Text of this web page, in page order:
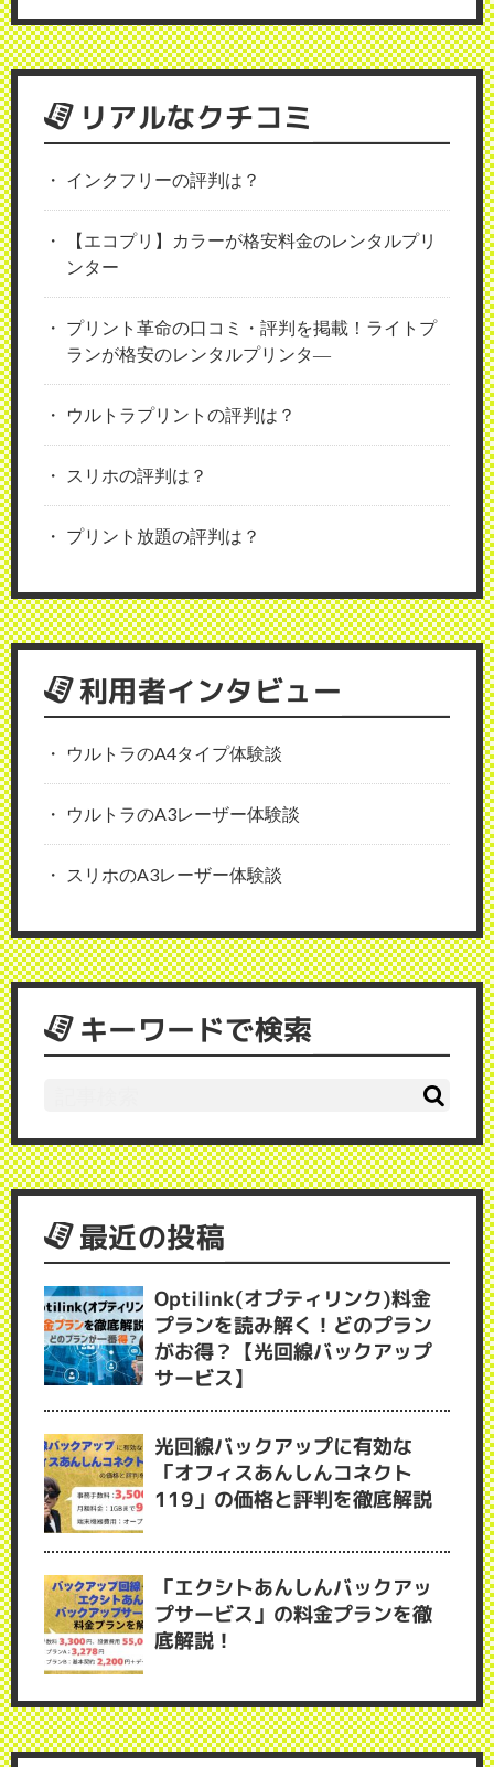
リアルなクチコミ
インクフリーの評判は？
【エコプリ】カラーが格安料金のレンタルプリ
ンター
プリント革命の口コミ・評判を掲載！ライトプ
ランが格安のレンタルプリンタ―
ウルトラプリントの評判は？
スリホの評判は？
プリント放題の評判は？
利用者インタビュー
ウルトラのA4タイプ体験談
ウルトラのA3レーザー体験談
スリホのA3レーザー体験談
キーワードで検索
最近の投稿
Optilink(オプティリンク)料金
プランを読み解く！どのプラン
がお得？【光回線バックアップ
サービス】
光回線バックアップに有効な
「オフィスあんしんコネクト
119」の価格と評判を徹底解説
「エクシトあんしんバックアッ
プサービス」の料金プランを徹
底解説！